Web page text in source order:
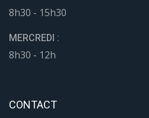
8h30 - 15h30
MERCREDI :
8h30 - 12h
CONTACT